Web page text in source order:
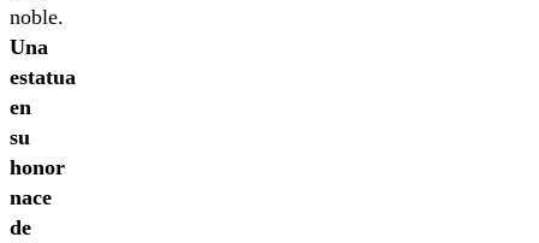
noble.
Una
estatua
en
su
honor
nace
de